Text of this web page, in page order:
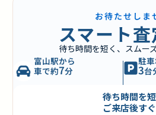
お待たせしま
スマート
待ち時間を短く、スムー
富山駅から
車で約7分
駐
3台
待ち時間を短
ご来店後す